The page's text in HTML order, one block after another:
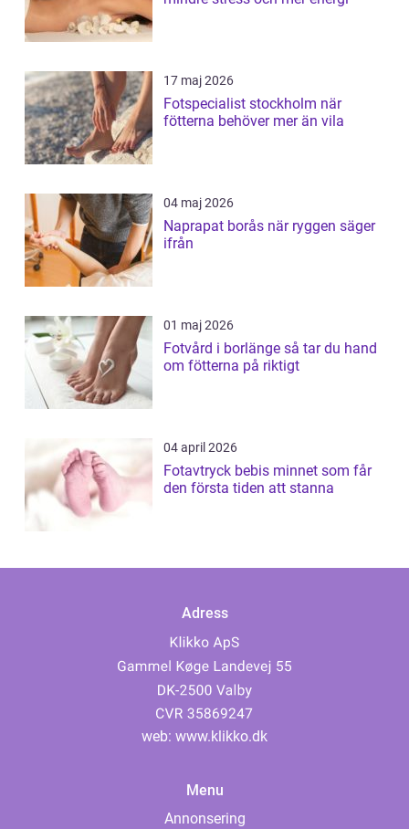
17 maj 2026
Fotspecialist stockholm när
fötterna behöver mer än vila
04 maj 2026
Naprapat borås när ryggen säger
ifrån
01 maj 2026
Fotvård i borlänge så tar du hand
om fötterna på riktigt
04 april 2026
Fotavtryck bebis minnet som får
den första tiden att stanna
Adress
web: www.klikko.dk
Menu
Annonsering